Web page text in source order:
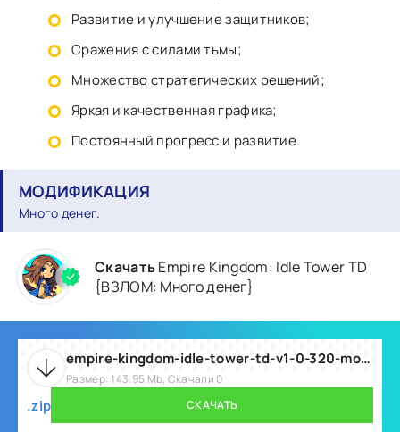
Развитие и улучшение защитников;
Сражения с силами тьмы;
Множество стратегических решений;
Яркая и качественная графика;
Постоянный прогресс и развитие.
МОДИФИКАЦИЯ
Много денег.
СкачатьEmpire Kingdom: Idle Tower TD
{ВЗЛОМ: Много денег}
empire-kingdom-idle-tower-td-v1-0-320-mod.zip
Размер: 143.95 Mb, Скачали 0
.zip СКАЧАТЬ